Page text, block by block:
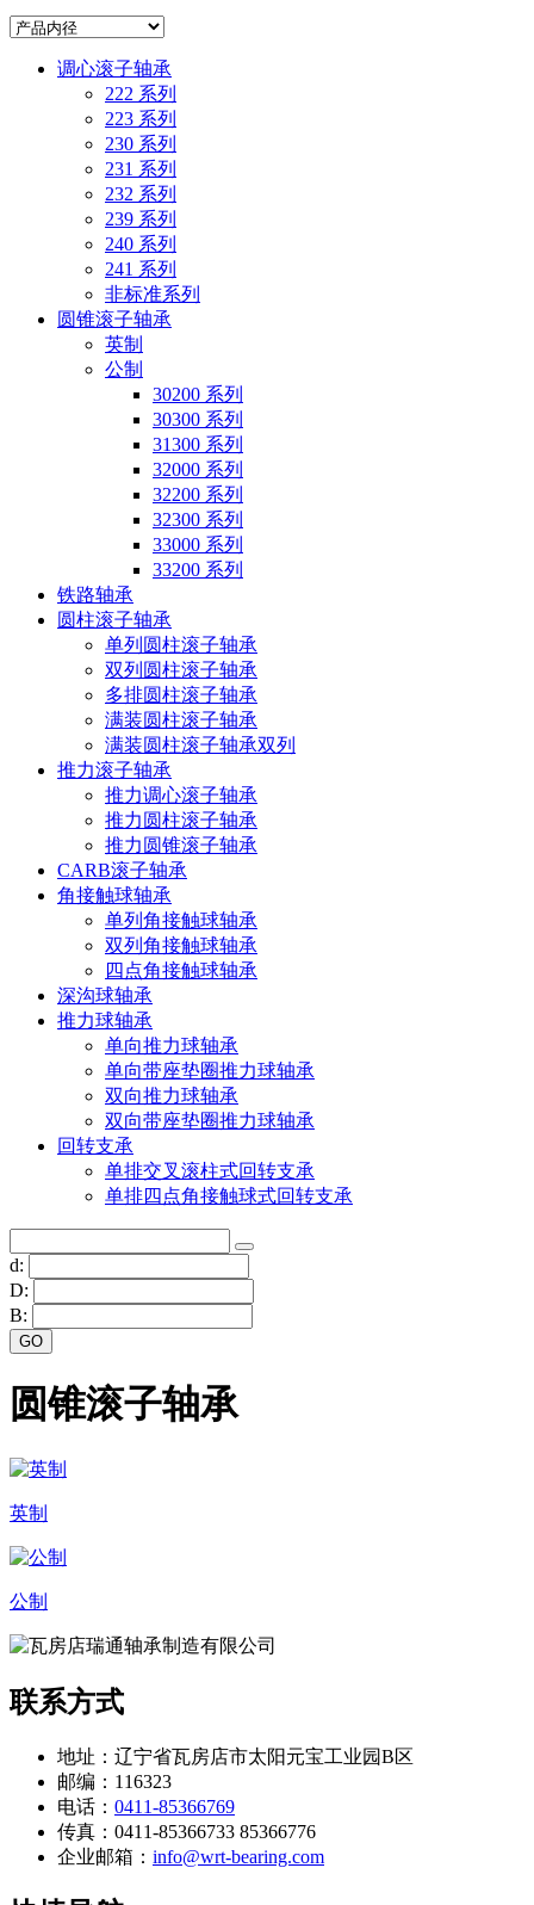
调心滚子轴承
222 系列
223 系列
230 系列
231 系列
232 系列
239 系列
240 系列
241 系列
非标准系列
圆锥滚子轴承
英制
公制
30200 系列
30300 系列
31300 系列
32000 系列
32200 系列
32300 系列
33000 系列
33200 系列
铁路轴承
圆柱滚子轴承
单列圆柱滚子轴承
双列圆柱滚子轴承
多排圆柱滚子轴承
满装圆柱滚子轴承
满装圆柱滚子轴承双列
推力滚子轴承
推力调心滚子轴承
推力圆柱滚子轴承
推力圆锥滚子轴承
CARB滚子轴承
角接触球轴承
单列角接触球轴承
双列角接触球轴承
四点角接触球轴承
深沟球轴承
推力球轴承
单向推力球轴承
单向带座垫圈推力球轴承
双向推力球轴承
双向带座垫圈推力球轴承
回转支承
单排交叉滚柱式回转支承
单排四点角接触球式回转支承
d:
D:
B:
圆锥滚子轴承
英制
公制
联系方式
地址：辽宁省瓦房店市太阳元宝工业园B区
邮编：116323
电话： 0411-85366769
传真：0411-85366733 85366776
企业邮箱： info@wrt-bearing.com